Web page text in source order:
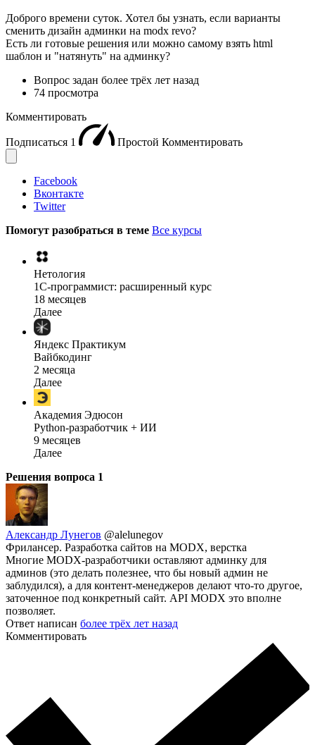
Доброго времени суток. Хотел бы узнать, если варианты
сменить дизайн админки на modx revo?
Есть ли готовые решения или можно самому взять html
шаблон и "натянуть" на админку?
Вопрос задан более трёх лет назад
74 просмотра
Комментировать
Подписаться 1 Простой Комментировать
Facebook
Вконтакте
Twitter
Помогут разобраться в теме Все курсы
Нетология
1C-программист: расширенный курс
18 месяцев
Далее
Яндекс Практикум
Вайбкодинг
2 месяца
Далее
Академия Эдюсон
Python-разработчик + ИИ
9 месяцев
Далее
Решения вопроса 1
Александр Лунегов @alelunegov
Фрилансер. Разработка сайтов на MODX, верстка
Многие MODX-разработчики оставляют админку для
админов (это делать полезнее, что бы новый админ не
заблудился), а для контент-менеджеров делают что-то другое,
заточенное под конкретный сайт. API MODX это вполне
позволяет.
Ответ написан более трёх лет назад
Комментировать